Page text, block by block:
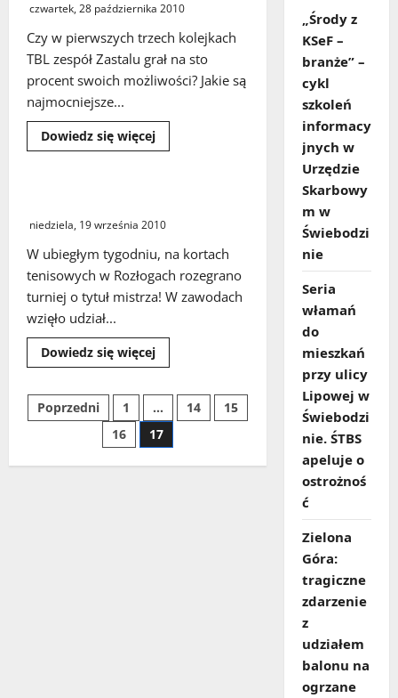
czwartek, 28 października 2010
Czy w pierwszych trzech kolejkach
TBL zespół Zastalu grał na sto
procent swoich możliwości? Jakie są
najmocniejsze...
Dowiedz się więcejDowiedz
się
plus
VAT
niedziela, 19 września 2010
W ubiegłym tygodniu, na kortach
tenisowych w Rozłogach rozegrano
turniej o tytuł mistrza! W zawodach
wzięło udział...
Dowiedz się więcejDowiedz
się
Turniej
Masters
2010
Stronicowanie
wpisów
Poprzedni 1 … 14
15
16
17
„Środy z
KSeF –
branże” –
cykl
szkoleń
informacy
jnych w
Urzędzie
Skarbowy
m w
Świebodzi
nie
Seria
włamań
do
mieszkań
przy ulicy
Lipowej w
Świebodzi
nie. ŚTBS
apeluje o
ostrożnoś
ć
Zielona
Góra:
tragiczne
zdarzenie
z
udziałem
balonu na
ogrzane